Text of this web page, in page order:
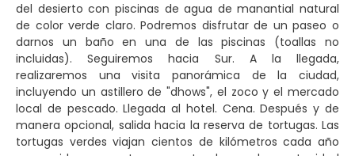
del desierto con piscinas de agua de manantial natural
de color verde claro. Podremos disfrutar de un paseo o
darnos un baño en una de las piscinas (toallas no
incluidas). Seguiremos hacia Sur. A la llegada,
realizaremos una visita panorámica de la ciudad,
incluyendo un astillero de "dhows", el zoco y el mercado
local de pescado. Llegada al hotel. Cena. Después y de
manera opcional, salida hacia la reserva de tortugas. Las
tortugas verdes viajan cientos de kilómetros cada año